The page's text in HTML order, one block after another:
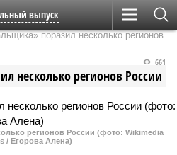
выпуск
поразил несколько регионов
несколько регионов России
661
регионов России (фото: Wikimedia
/ Егорова Алена)